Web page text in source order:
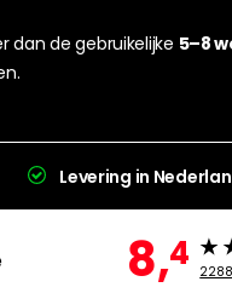
dan de gebruikelijke 5–8
Levering in
8,4 2288